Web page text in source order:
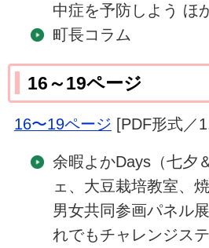
中症を予防しよう ほ
町長コラム
16～19ページ
16〜19ページ [PDF形式／
余暇よかDays（七夕
ェ、大豆栽培教室、
男女共同参画パネル
れでもチャレンジス